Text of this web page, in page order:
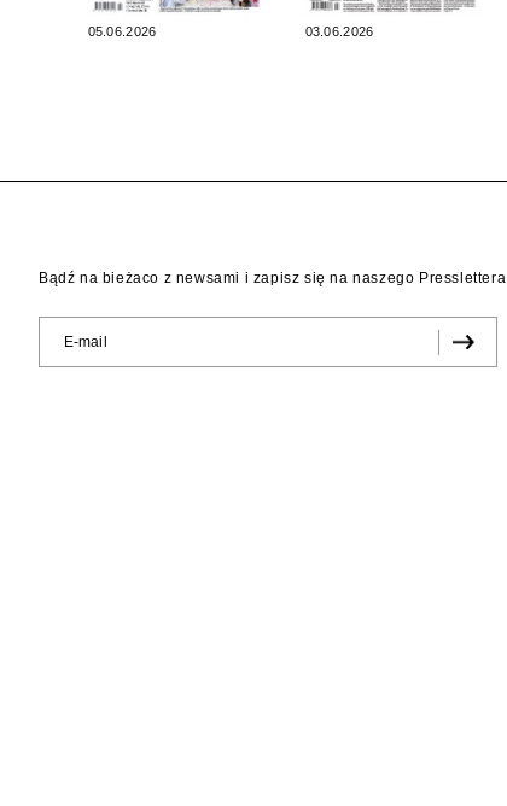
05.06.2026 03.06.2026
Bądź na bieżaco z newsami i zapisz się na naszego Presslettera